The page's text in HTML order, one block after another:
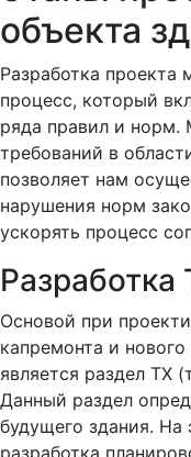
объекта
Разработка проекта
процесс, который
ряда правил и
требований в
позволяет нам
нарушения норм
ускорять процесс
Разработка
Основой при
капремонта и
является раздел ТХ
Данный раздел
будущего здания. На
разработка